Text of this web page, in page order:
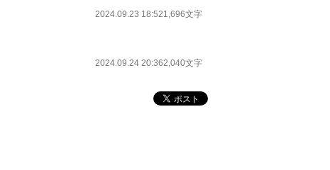
2024.09.23 18:521,696文字
2024.09.24 20:362,040文字